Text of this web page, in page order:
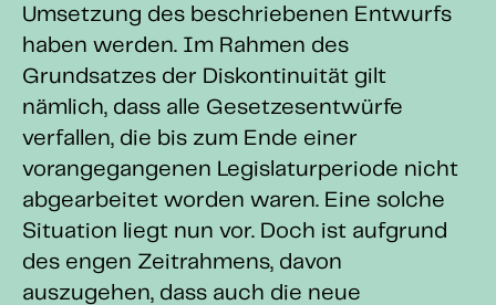
Umsetzung des beschriebenen Entwurfs
haben werden. Im Rahmen des
Grundsatzes der Diskontinuität gilt
nämlich, dass alle Gesetzesentwürfe
verfallen, die bis zum Ende einer
vorangegangenen Legislaturperiode nicht
abgearbeitet worden waren. Eine solche
Situation liegt nun vor. Doch ist aufgrund
des engen Zeitrahmens, davon
auszugehen, dass auch die neue